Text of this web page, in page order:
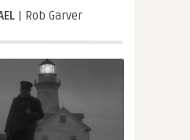
| Rob Garver